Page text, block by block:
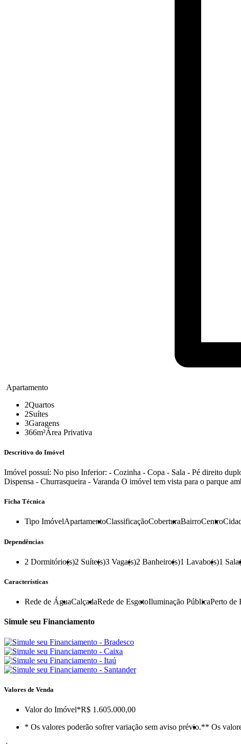
Apartamento
2Quartos
2Suítes
3Garagens
366m²Área Privativa
Descritivo do Imóvel
Imóvel possuí: No piso Inferior: - Cozinha - Copa - Sala - Pé direito
Dispensa - Churrasqueira - Varanda O imóvel tem vista para o parque
Ficha Técnica
Tipo ImóvelApartamentoClassificaçãoCoberturaBairroCentro
Dependências
2 Dormitório(s)2 Suíte(s)3 Vaga(s)2 Banheiro(s)1 Lavabo(s)1
Características
Rede de ÁguaCalçadaRede de EsgotoIluminação PúblicaPerto de
Simule seu Financiamento
Valores de Venda
Valor do Imóvel*R$ 1.605.000,00
* Os valores poderão sofrer variação sem aviso prévio.** Os